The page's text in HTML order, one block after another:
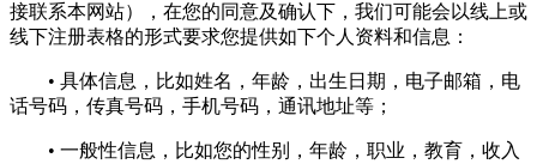
接联系本网站），在您的同意及确认下，我们可能会以线上或
线下注册表格的形式要求您提供如下个人资料和信息：
• 具体信息，比如姓名，年龄，出生日期，电子邮箱，电
话号码，传真号码，手机号码，通讯地址等；
• 一般性信息，比如您的性别，年龄，职业，教育，收入